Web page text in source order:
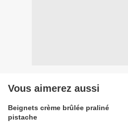
Vous aimerez aussi
Beignets crème brûlée praliné
pistache